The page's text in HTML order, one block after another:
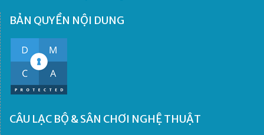
BẢN QUYỀN NỘI DUNG
CÂU LẠC BỘ & SÂN CHƠI NGHỆ THUẬT